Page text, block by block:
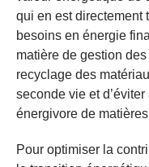
qui en est directement
besoins en énergie
matière de gestion
recyclage des
seconde vie et
énergivore de
Pour optimiser la